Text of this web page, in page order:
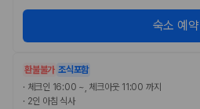
숙소 예약
환불불가 조식포함
· 체크인 16:00 ~, 체크아웃 11:00 까지
· 2인 아침 식사